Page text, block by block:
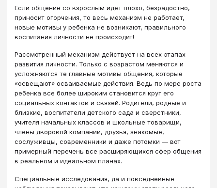
Если общение со взрослым идет плохо, безрадостно,
приносит огорчения, то весь механизм не работает,
новые мотивы у ребенка не возникают, правильного
воспитания личности не происходит!
Рассмотренный механизм действует на всех этапах
развития личности. Только с возрастом меняются и
усложняются те главные мотивы общения, которые
«освещают» осваиваемые действия. Ведь по мере роста
ребенка все более широким становится круг его
социальных контактов и связей. Родители, родные и
близкие, воспитатели детского сада и сверстники,
учителя начальных классов и школьные товарищи,
члены дворовой компании, друзья, знакомые,
сослуживцы, современники и даже потомки — вот
примерный перечень все расширяющихся сфер общения
в реальном и идеальном планах.
Специальные исследования, да и повседневные